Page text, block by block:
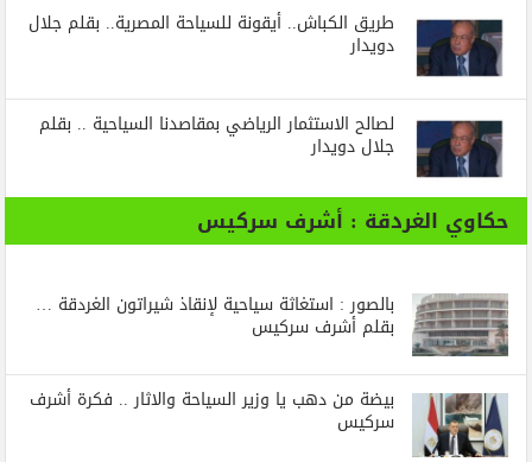
طريق الكباش.. أيقونة للسياحة المصرية.. بقلم جلال
دويدار
لصالح الاستثمار الرياضي بمقاصدنا السياحية .. بقلم
جلال دويدار
حكاوي الغردقة : أشرف سركيس
بالصور : استغاثة سياحية لإنقاذ شيراتون الغردقة …
بقلم أشرف سركيس
بيضة من دهب يا وزير السياحة والاثار .. فكرة أشرف
سركيس